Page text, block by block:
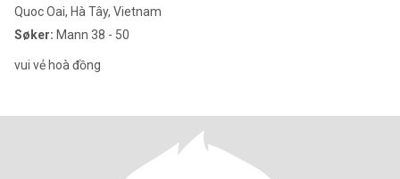
Quoc Oai, Hà Tây, Vietnam
Søker: Mann 38 - 50
vui vẻ hoà đồng